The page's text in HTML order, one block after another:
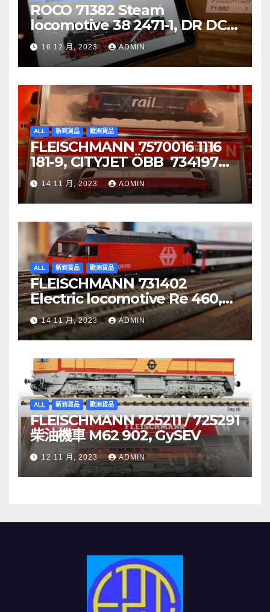
ROCO 71382 Steam
locomotive 38 2471-1, DR DCC
音效噴煙機車
16 12 月, 2023 ADMIN
ALL 新到貨品 歐洲貨品
FLEISCHMANN 7570016 1116
181-9, CITYJET ÖBB 734197
Re 620 088-5, SBB Cargo
14 11 月, 2023 ADMIN
ALL 新到貨品 歐洲貨品
FLEISCHMANN 731402
Electric locomotive Re 460,
SBB
14 11 月, 2023 ADMIN
ALL 新到貨品 歐洲貨品
FLEISCHMANN 725211 / 725291
柴油機車 M62 902, GySEV
12 11 月, 2023 ADMIN